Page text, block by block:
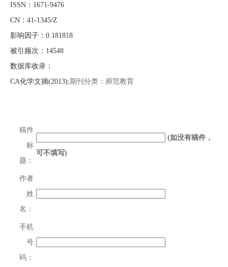
ISSN：1671-9476
CN：41-1345/Z
影响因子：0.181818
被引频次：14548
数据库收录：
CA化学文摘(2013);期刊分类：师范教育
稿件
标
题：
(如没有稿件，
可不填写)
作者
姓
名：
手机
号
码：